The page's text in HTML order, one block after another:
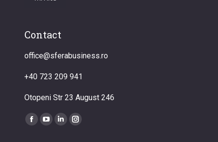
Contact
office@sferabusiness.ro
+40 723 209 941
Otopeni Str 23 August 246
Find us on:
Facebook
YouTube
LinkedinInstagram